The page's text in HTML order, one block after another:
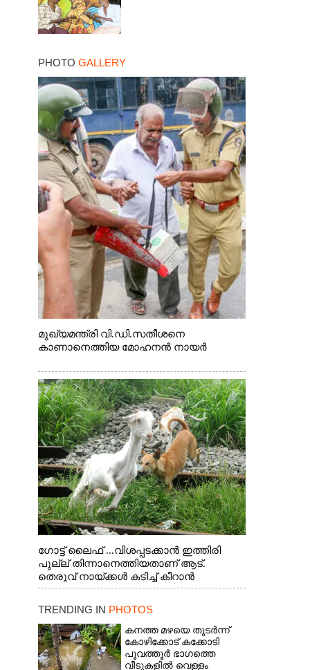
PHOTO GALLERY
മുഖ്യമന്ത്രി വി.ഡി.സതീശനെ
കാണാനെത്തിയ മോഹനൻ നായർ
ഗോട്ട് ലൈഫ് ...വിശപ്പടക്കാൻ ഇത്തിരി
പുല്ല് തിന്നാനെത്തിയതാണ് ആട്.
തെരുവ് നായ്ക്കൾ കടിച്ച് കീറാൻ
വന്നതോടെ വയറിന്റെ ആന്തൽ മറന്ന്
വാത്തുരുത്തിയിൽ നിന്നുള്ള കാഴ്ച
TRENDING IN PHOTOS
കനത്ത മഴയെ തുടർന്ന്
കോഴിക്കോട് കക്കോടി
പൂവത്തൂർ ഭാഗത്തെ
വീടുകളിൽ വെള്ളം